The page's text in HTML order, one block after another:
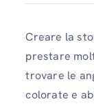
Creare la
prestare
trovare le
colorate e